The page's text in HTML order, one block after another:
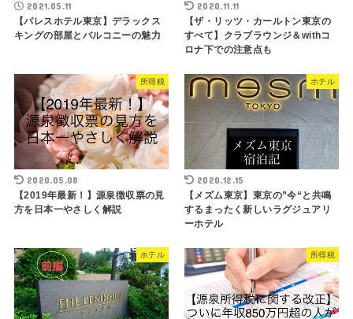
2021.05.11
【パレスホテル東京】デラックス
キングの部屋とバルコニーの魅力
2020.11.11
【ザ・リッツ・カールトン東京の
すべて】クラブラウンジ＆withコ
ロナ下での注意点も
所得税
2020.05.08
【2019年最新！】源泉徴収票の見
方を日本一やさしく解説
ホテル
2020.12.15
【メズム東京】東京の”今“と共鳴
するまったく新しいラグジュアリ
ーホテル
ホテル 所得税